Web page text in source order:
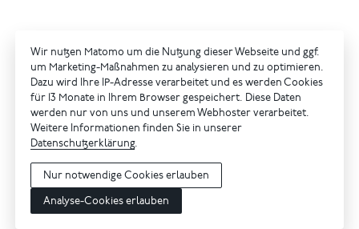
Wir nutzen Matomo um die Nutzung dieser Webseite und ggf.
um Marketing-Maßnahmen zu analysieren und zu optimieren.
Dazu wird Ihre IP-Adresse verarbeitet und es werden Cookies
für 13 Monate in Ihrem Browser gespeichert. Diese Daten
werden nur von uns und unserem Webhoster verarbeitet.
Weitere Informationen finden Sie in unserer
Datenschutzerklärung.
Nur notwendige Cookies erlauben
Analyse-Cookies erlauben